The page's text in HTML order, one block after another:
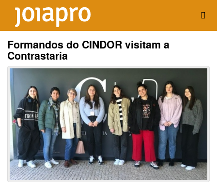
Formandos do CINDOR visitam a
Contrastaria